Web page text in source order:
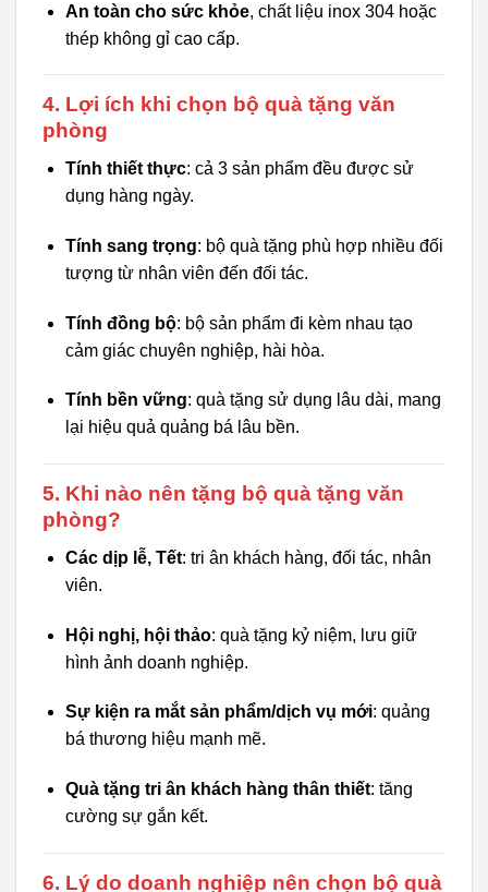
An toàn cho sức khỏe, chất liệu inox 304 hoặc
thép không gỉ cao cấp.
4. Lợi ích khi chọn bộ quà tặng văn
phòng
Tính thiết thực: cả 3 sản phẩm đều được sử
dụng hàng ngày.
Tính sang trọng: bộ quà tặng phù hợp nhiều đối
tượng từ nhân viên đến đối tác.
Tính đồng bộ: bộ sản phẩm đi kèm nhau tạo
cảm giác chuyên nghiệp, hài hòa.
Tính bền vững: quà tặng sử dụng lâu dài, mang
lại hiệu quả quảng bá lâu bền.
5. Khi nào nên tặng bộ quà tặng văn
phòng?
Các dịp lễ, Tết: tri ân khách hàng, đối tác, nhân
viên.
Hội nghị, hội thảo: quà tặng kỷ niệm, lưu giữ
hình ảnh doanh nghiệp.
Sự kiện ra mắt sản phẩm/dịch vụ mới: quảng
bá thương hiệu mạnh mẽ.
Quà tặng tri ân khách hàng thân thiết: tăng
cường sự gắn kết.
6. Lý do doanh nghiệp nên chọn bộ quà